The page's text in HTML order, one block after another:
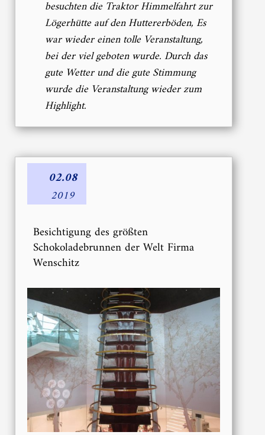
besuchten die Traktor Himmelfahrt zur
Lögerhütte auf den Huttererböden, Es
war wieder einen tolle Veranstaltung,
bei der viel geboten wurde. Durch das
gute Wetter und die gute Stimmung
wurde die Veranstaltung wieder zum
Highlight.
02.08
2019
Besichtigung des größten
Schokoladebrunnen der Welt Firma
Wenschitz